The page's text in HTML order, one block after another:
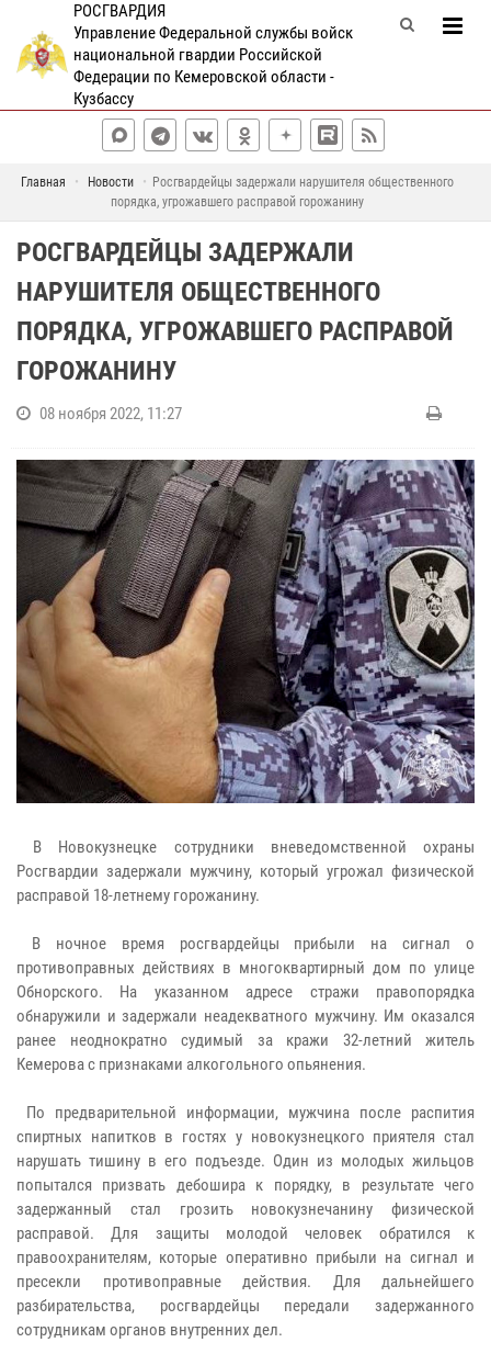
РОСГВАРДИЯ
Управление Федеральной службы войск
национальной гвардии Российской
Федерации по Кемеровской области -
Кузбассу
Главная Новости
Росгвардейцы задержали нарушителя общественного
порядка, угрожавшего расправой горожанину
РОСГВАРДЕЙЦЫ ЗАДЕРЖАЛИ
НАРУШИТЕЛЯ ОБЩЕСТВЕННОГО
ПОРЯДКА, УГРОЖАВШЕГО РАСПРАВОЙ
ГОРОЖАНИНУ
08 ноября 2022, 11:27
В Новокузнецке сотрудники вневедомственной охраны
Росгвардии задержали мужчину, который угрожал физической
расправой 18-летнему горожанину.
В ночное время росгвардейцы прибыли на сигнал о
противоправных действиях в многоквартирный дом по улице
Обнорского. На указанном адресе стражи правопорядка
обнаружили и задержали неадекватного мужчину. Им оказался
ранее неоднократно судимый за кражи 32-летний житель
Кемерова с признаками алкогольного опьянения.
По предварительной информации, мужчина после распития
спиртных напитков в гостях у новокузнецкого приятеля стал
нарушать тишину в его подъезде. Один из молодых жильцов
попытался призвать дебошира к порядку, в результате чего
задержанный стал грозить новокузнечанину физической
расправой. Для защиты молодой человек обратился к
правоохранителям, которые оперативно прибыли на сигнал и
пресекли противоправные действия. Для дальнейшего
разбирательства, росгвардейцы передали задержанного
сотрудникам органов внутренних дел.